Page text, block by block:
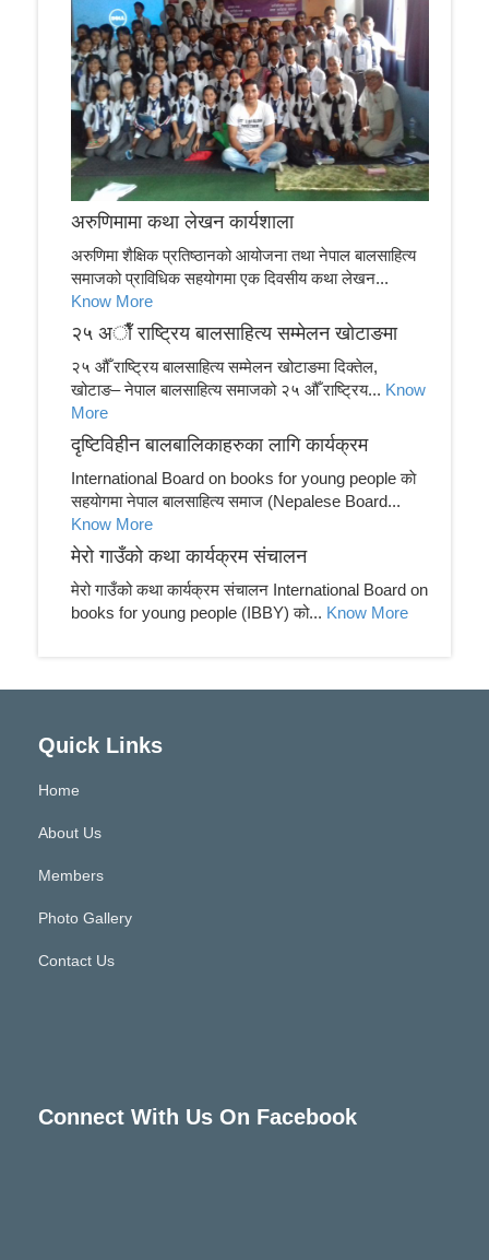
अरुणिमामा कथा लेखन कार्यशाला
अरुणिमा शैक्षिक प्रतिष्ठानको आयोजना तथा नेपाल बालसाहित्य
समाजको प्राविधिक सहयोगमा एक दिवसीय कथा लेखन...
Know More
२५ अाैँ राष्ट्रिय बालसाहित्य सम्मेलन खाेटाङमा
२५ औँ राष्ट्रिय बालसाहित्य सम्मेलन खोटाङमा दिक्तेल,
खोटाङ– नेपाल बालसाहित्य समाजको २५ औँ राष्ट्रिय... Know
More
दृष्टिविहीन बालबालिकाहरुका लागि कार्यक्रम
International Board on books for young people काे
सहयाेगमा नेपाल बालसाहित्य समाज (Nepalese Board...
Know More
मेरो गाउँको कथा कार्यक्रम संचालन
मेरो गाउँको कथा कार्यक्रम संचालन International Board on
books for young people (IBBY) को... Know More
Quick Links
Home
About Us
Members
Photo Gallery
Contact Us
Connect With Us On Facebook